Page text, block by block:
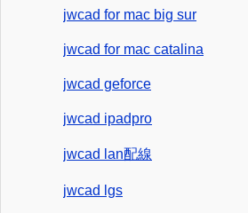
jwcad for mac big sur
jwcad for mac catalina
jwcad geforce
jwcad ipadpro
jwcad lan配線
jwcad lgs